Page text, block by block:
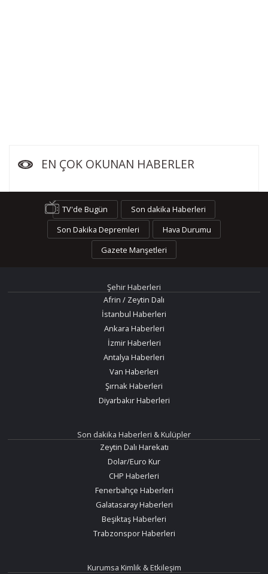
EN ÇOK OKUNAN HABERLER
TV'de Bugün
Son dakika Haberleri
Son Dakika Depremleri
Hava Durumu
Gazete Manşetleri
Şehir Haberleri
Afrin / Zeytin Dalı
İstanbul Haberleri
Ankara Haberleri
İzmir Haberleri
Antalya Haberleri
Van Haberleri
Şırnak Haberleri
Diyarbakır Haberleri
Son dakika Haberleri & Kulüpler
Zeytin Dalı Harekatı
Dolar/Euro Kur
CHP Haberleri
Fenerbahçe Haberleri
Galatasaray Haberleri
Beşiktaş Haberleri
Trabzonspor Haberleri
Kurumsa Kimlik & Etkileşim